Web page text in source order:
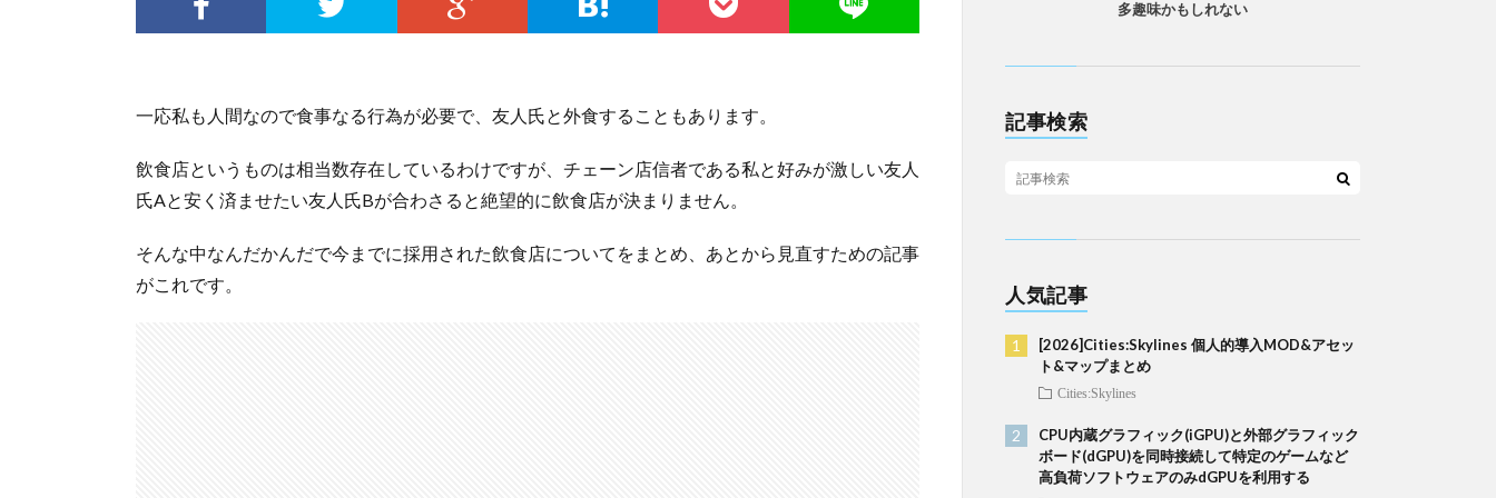
一応私も人間なので食事なる行為が必要で、友人氏と外食することもあります。
飲食店というものは相当数存在しているわけですが、チェーン店信者である私と好みが激しい友人
氏Aと安く済ませたい友人氏Bが合わさると絶望的に飲食店が決まりません。
そんな中なんだかんだで今までに採用された飲食店についてをまとめ、あとから見直すための記事
がこれです。
多趣味かもしれない
記事検索
人気記事
[2026]Cities:Skylines 個人的導入MOD&アセッ
ト&マップまとめ
Cities:Skylines
CPU内蔵グラフィック(iGPU)と外部グラフィック
ボード(dGPU)を同時接続して特定のゲームなど
高負荷ソフトウェアのみdGPUを利用する